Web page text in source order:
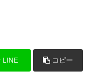
LINE コピー